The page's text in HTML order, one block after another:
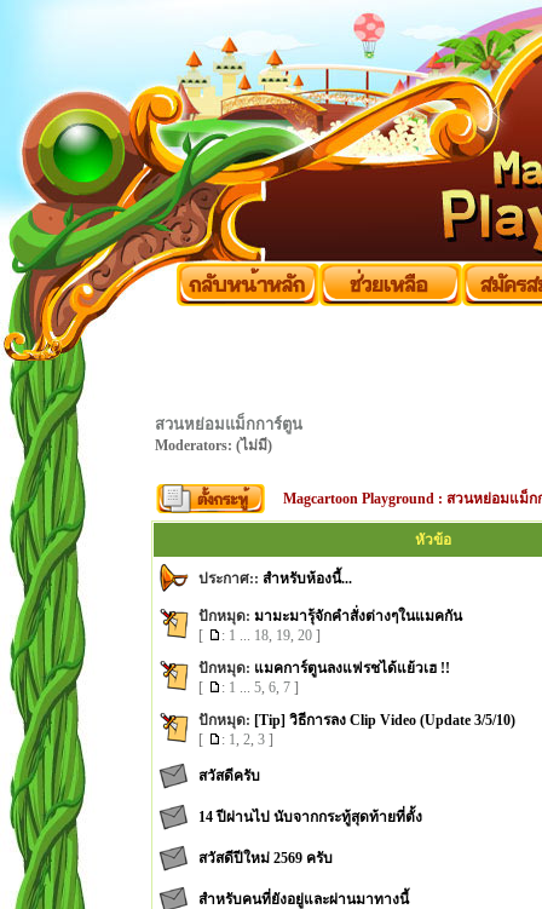
สวนหย่อมแม็กการ์ตูน
Moderators: (ไม่มี)
Magcartoon Playground : สวนหย่อมแม็ก
หัวข้อ
ประกาศ:: สำหรับห้องนี้...
ปักหมุด: มามะมารุ้จักคำสั่งต่างๆในแมคกัน
[
: 1 ... 18, 19,20 ]
ปักหมุด: แมคการ์ตูนลงแฟรชได้แย้วเฮ !!
[
: 1 ...5,6,7 ]
ปักหมุด: [Tip] วิธีการลง Clip Video (Update 3/5/10)
[
: 1,2,3 ]
สวัสดีครับ
14 ปีผ่านไป นับจากกระทู้สุดท้ายที่ตั้ง
สวัสดีปีใหม่ 2569 ครับ
สำหรับคนที่ยังอยู่และผ่านมาทางนี้